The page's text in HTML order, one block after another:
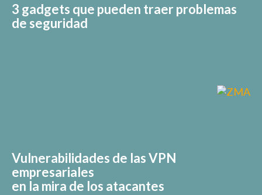
3 gadgets que pueden traer problemas
de seguridad
Vulnerabilidades de las VPN
empresariales
en la mira de los atacantes